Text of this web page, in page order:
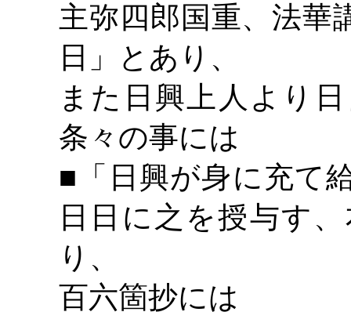
主弥四郎国重、法華
日」とあり、
また日興上人より
条々の事には
■「日興が身に充て
日日に之を授与す
り、
百六箇抄には